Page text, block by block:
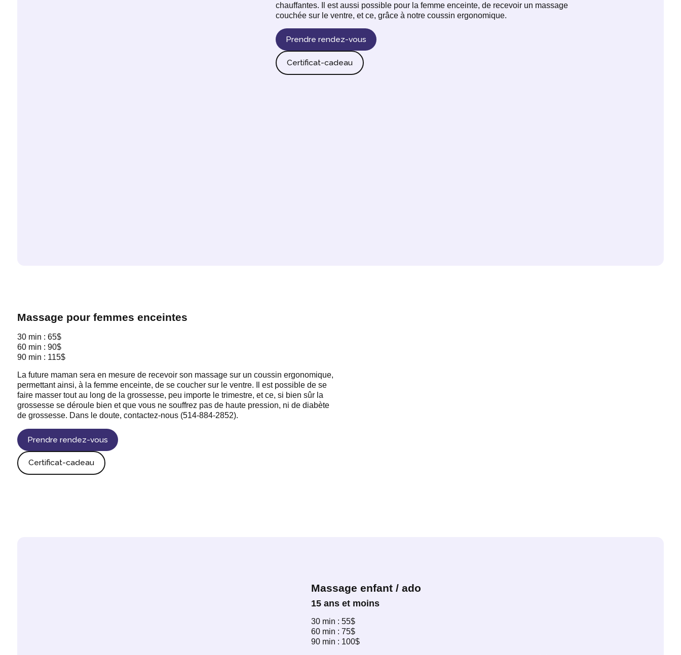
chauffantes. Il est aussi possible pour la femme enceinte, de recevoir un massage
couchée sur le ventre, et ce, grâce à notre coussin ergonomique.
Prendre rendez-vous
Certificat-cadeau
Massage pour femmes enceintes
30 min : 65$
60 min : 90$
90 min : 115$
La future maman sera en mesure de recevoir son massage sur un coussin ergonomique,
permettant ainsi, à la femme enceinte, de se coucher sur le ventre. Il est possible de se
faire masser tout au long de la grossesse, peu importe le trimestre, et ce, si bien sûr la
grossesse se déroule bien et que vous ne souffrez pas de haute pression, ni de diabète
de grossesse. Dans le doute, contactez-nous (514-884-2852).
Prendre rendez-vous
Certificat-cadeau
Massage enfant / ado
15 ans et moins
30 min : 55$
60 min : 75$
90 min : 100$